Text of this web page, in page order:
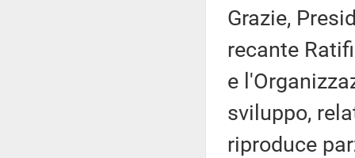
Grazie,
recante
e
sviluppo,
riproduce